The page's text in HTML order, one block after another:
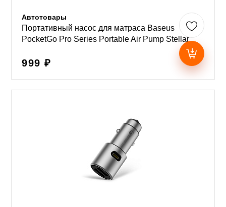
Автотовары
Портативный насос для матраса Baseus
PocketGo Pro Series Portable Air Pump Stellar
999 ₽